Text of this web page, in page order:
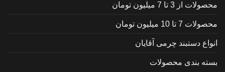
محصولات از 3 تا 7 میلیون تومان
محصولات 7 تا 10 میلیون تومان
انواع دستبند چرمی آقایان
بسته بندی محصولات